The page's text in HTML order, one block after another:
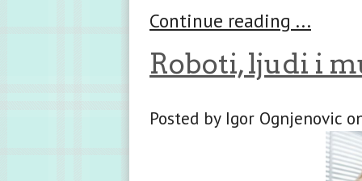
Continue reading ...
Roboti, ljudi i
Posted by Igor Ognjenovic